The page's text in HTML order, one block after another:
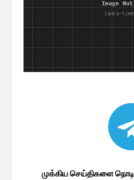
முக்கிய செய்திகளை